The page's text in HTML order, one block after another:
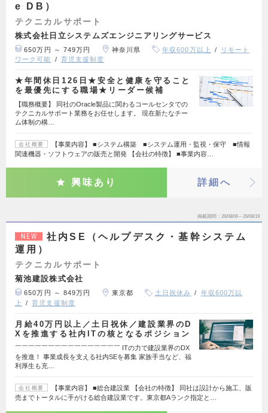
e DB）
テクニカルサポート
株式会社日立システムズエンジニアリングサービス
650万円 ～ 749万円 神奈川県 年収600万以上
リモート
ワーク可能
育児支援制度
★年間休日126日★安全と健康を守ること
を最優先にする職場★リーダー候補
【職務概要】 同社のOracle製品に関わるコールセンタでの
テクニカルサポート業務をお任せします。 現在新たなチー
ム体制の構…
会社概要
【事業内容】 ■システム構築 ■システム運用・監視・保守 ■情報
関連機器・ソフトウェアの販売と開発 【会社の特徴】 ■事業内容…
興味あり 詳細へ
掲載期間 26/08/06～26/08/19
NEW
社内SE（ヘルプデスク・基幹システム
運用）
テクニカルサポート
菊池建設株式会社
650万円 ～ 849万円 東京都 土日祝休み
年収600万以
上
育児支援制度
月給40万円以上／土日祝休／建設業界のD
Xを推進する社内ITの核となるポジション
￣￣￣￣￣￣￣￣￣￣￣￣￣￣￣￣ ITの力で建設業界のDX
を推進！ 事業成長を支える社内SEを募集 家族手当など、福
利厚生も充…
会社概要
【事業内容】 ■総合建設業 【会社の特徴】 同社は設計から施工、販
売までトータルに手がける総合建設業です。東京都Aランク指定と…